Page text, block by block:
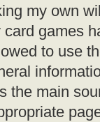
my own
games
to use
the main